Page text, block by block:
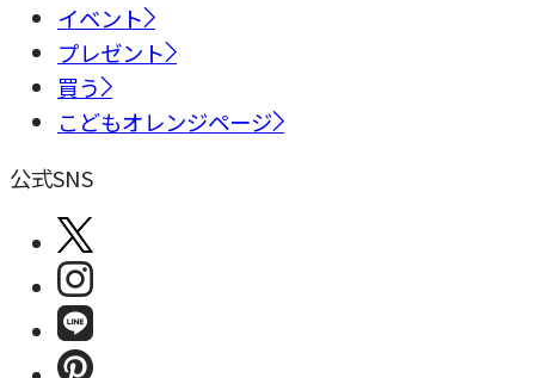
イベント
プレゼント
買う
こどもオレンジページ
公式SNS